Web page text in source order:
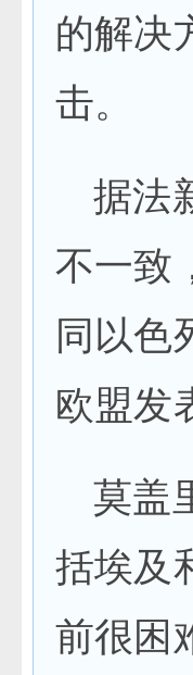
的解决
击。
据法
不一致
同以色
欧盟发
莫盖
括埃及
前很困